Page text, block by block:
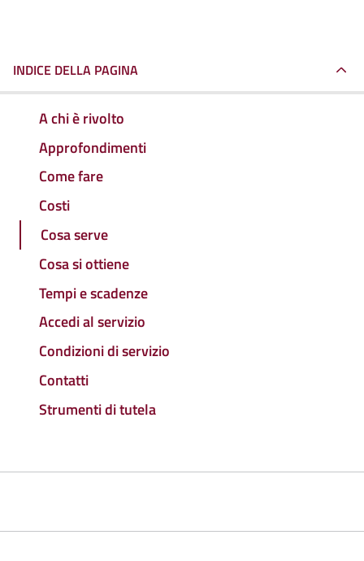
INDICE DELLA PAGINA
A chi è rivolto
Approfondimenti
Come fare
Costi
Cosa serve
Cosa si ottiene
Tempi e scadenze
Accedi al servizio
Condizioni di servizio
Contatti
Strumenti di tutela